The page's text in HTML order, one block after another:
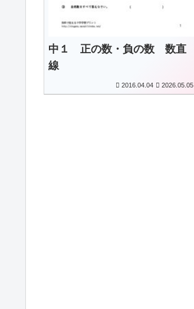
中１ 正の数・負の数 数直
線
2016.04.04 2026.05.05